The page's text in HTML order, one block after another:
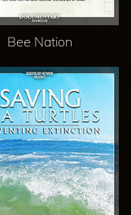
Bee Nation